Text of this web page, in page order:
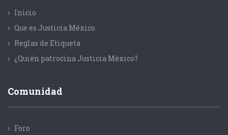
Inicio
Que es Justicia México
Reglas de Etiqueta
¿Quién patrocina Justicia México?
Comunidad
Foro